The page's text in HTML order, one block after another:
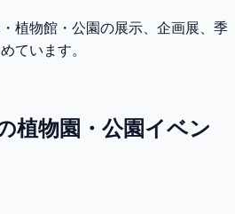
植物館・公園の展示、企画展、季
ています。
植物園・公園イベン